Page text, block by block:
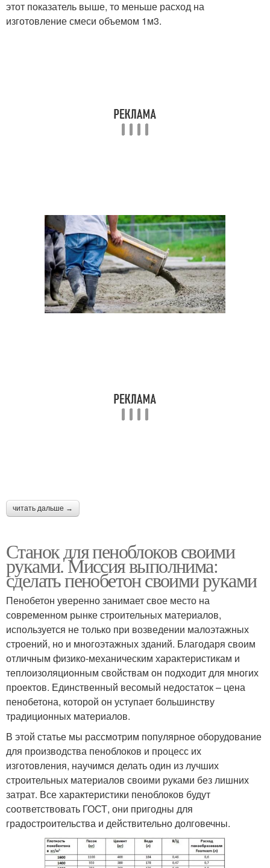
этот показатель выше, то меньше расход на
изготовление смеси объемом 1м3.
читать дальше →
Станок для пеноблоков своими
руками. Миссия выполнима:
сделать пенобетон своими руками
Пенобетон уверенно занимает свое место на
современном рынке строительных материалов,
используется не только при возведении малоэтажных
строений, но и многоэтажных зданий. Благодаря своим
отличным физико-механическим характеристикам и
теплоизоляционным свойствам он подходит для многих
проектов. Единственный весомый недостаток – цена
пенобетона, которой он уступает большинству
традиционных материалов.
В этой статье мы рассмотрим популярное оборудование
для производства пеноблоков и процесс их
изготовления, научимся делать один из лучших
строительных материалов своими руками без лишних
затрат. Все характеристики пеноблоков будут
соответствовать ГОСТ, они пригодны для
градостроительства и действительно долговечны.